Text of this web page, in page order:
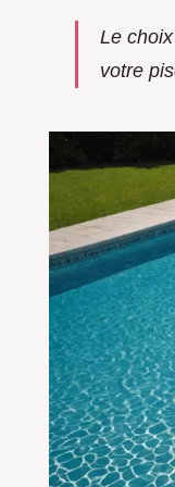
Le
votre